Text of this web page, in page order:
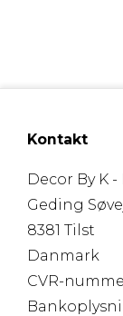
Kontakt
Decor By K
Geding Søvej
8381 Tilst
Danmark
CVR-